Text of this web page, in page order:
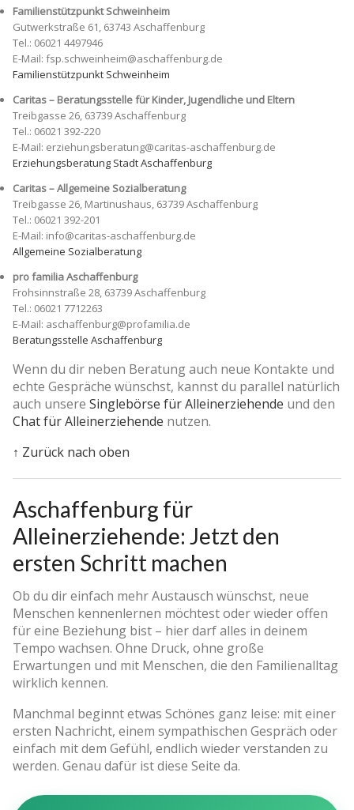
Familienstützpunkt Schweinheim
Gutwerkstraße 61, 63743 Aschaffenburg
Tel.: 06021 4497946
E-Mail: fsp.schweinheim@aschaffenburg.de
Familienstützpunkt Schweinheim
Caritas – Beratungsstelle für Kinder, Jugendliche und Eltern
Treibgasse 26, 63739 Aschaffenburg
Tel.: 06021 392-220
E-Mail: erziehungsberatung@caritas-aschaffenburg.de
Erziehungsberatung Stadt Aschaffenburg
Caritas – Allgemeine Sozialberatung
Treibgasse 26, Martinushaus, 63739 Aschaffenburg
Tel.: 06021 392-201
E-Mail: info@caritas-aschaffenburg.de
Allgemeine Sozialberatung
pro familia Aschaffenburg
Frohsinnstraße 28, 63739 Aschaffenburg
Tel.: 06021 7712263
E-Mail: aschaffenburg@profamilia.de
Beratungsstelle Aschaffenburg
Wenn du dir neben Beratung auch neue Kontakte und
echte Gespräche wünschst, kannst du parallel natürlich
auch unsere Singlebörse für Alleinerziehende und den
Chat für Alleinerziehende nutzen.
↑ Zurück nach oben
Aschaffenburg für
Alleinerziehende: Jetzt den
ersten Schritt machen
Ob du dir einfach mehr Austausch wünschst, neue
Menschen kennenlernen möchtest oder wieder offen
für eine Beziehung bist – hier darf alles in deinem
Tempo wachsen. Ohne Druck, ohne große
Erwartungen und mit Menschen, die den Familienalltag
wirklich kennen.
Manchmal beginnt etwas Schönes ganz leise: mit einer
ersten Nachricht, einem sympathischen Gespräch oder
einfach mit dem Gefühl, endlich wieder verstanden zu
werden. Genau dafür ist diese Seite da.